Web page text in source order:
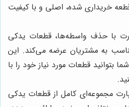
خریداری شده، اصلی و با کیفیت
با حذف واسطه‌ها، قطعات یدکی
به مشتریان عرضه می‌کند. این
بتوانید قطعات مورد نیاز خود را با
مجموعه‌ای کامل از قطعات یدکی